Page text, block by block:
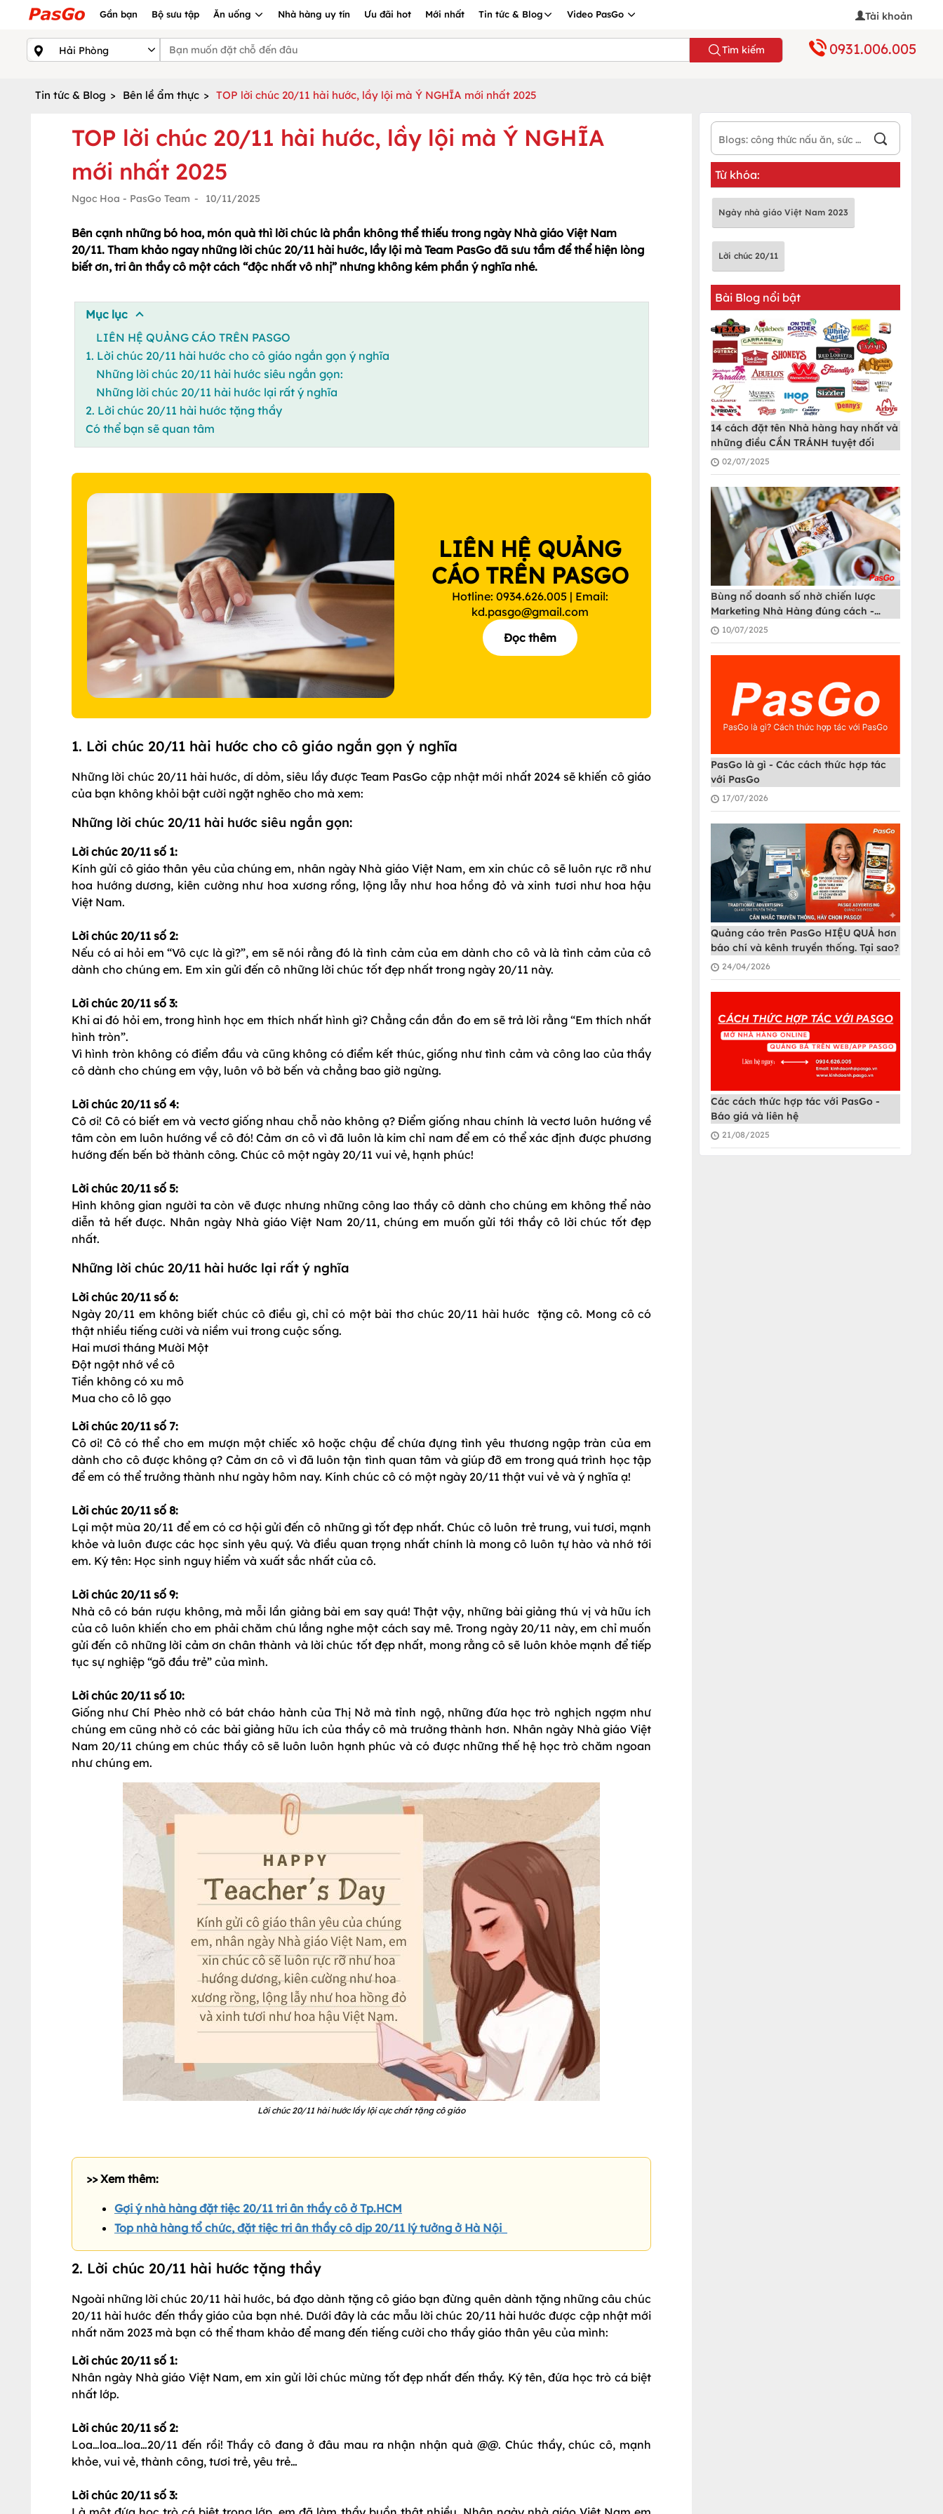
Gần bạn Bộ sưu tập Ăn uống Nhà hàng uy tín Ưu đãi hot Mới nhất Tin tức & Blog Video PasGo Tài khoản
Tìm kiếm 0931.006.005
Tin tức & Blog > Bên lề ẩm thực > TOP lời chúc 20/11 hài hước, lầy lội mà Ý NGHĨA mới nhất 2025
TOP lời chúc 20/11 hài hước, lầy lội mà Ý NGHĨA
mới nhất 2025
Ngoc Hoa - PasGo Team - 10/11/2025
Bên cạnh những bó hoa, món quà thì lời chúc là phần không thể thiếu trong ngày Nhà giáo Việt Nam
20/11. Tham khảo ngay những lời chúc 20/11 hài hước, lầy lội mà Team PasGo đã sưu tầm để thể hiện lòng
biết ơn, tri ân thầy cô một cách “độc nhất vô nhị” nhưng không kém phần ý nghĩa nhé.
Mục lục
LIÊN HỆ QUẢNG CÁO TRÊN PASGO
1. Lời chúc 20/11 hài hước cho cô giáo ngắn gọn ý nghĩa
Những lời chúc 20/11 hài hước siêu ngắn gọn:
Những lời chúc 20/11 hài hước lại rất ý nghĩa
2. Lời chúc 20/11 hài hước tặng thầy
Có thể bạn sẽ quan tâm
LIÊN HỆ QUẢNG
CÁO TRÊN PASGO
Hotline: 0934.626.005 | Email:
kd.pasgo@gmail.com
Đọc thêm
1. Lời chúc 20/11 hài hước cho cô giáo ngắn gọn ý nghĩa
Những lời chúc 20/11 hài hước, dí dỏm, siêu lầy được Team PasGo cập nhật mới nhất 2024 sẽ khiến cô giáo
của bạn không khỏi bật cười ngặt nghẽo cho mà xem:
Những lời chúc 20/11 hài hước siêu ngắn gọn:
Lời chúc 20/11 số 1:
Kính gửi cô giáo thân yêu của chúng em, nhân ngày Nhà giáo Việt Nam, em xin chúc cô sẽ luôn rực rỡ như
hoa hướng dương, kiên cường như hoa xương rồng, lộng lẫy như hoa hồng đỏ và xinh tươi như hoa hậu
Việt Nam.
Lời chúc 20/11 số 2:
Nếu có ai hỏi em “Vô cực là gì?”, em sẽ nói rằng đó là tình cảm của em dành cho cô và là tình cảm của cô
dành cho chúng em. Em xin gửi đến cô những lời chúc tốt đẹp nhất trong ngày 20/11 này.
Lời chúc 20/11 số 3:
Khi ai đó hỏi em, trong hình học em thích nhất hình gì? Chẳng cần đắn đo em sẽ trả lời rằng “Em thích nhất
hình tròn”.
Vì hình tròn không có điểm đầu và cũng không có điểm kết thúc, giống như tình cảm và công lao của thầy
cô dành cho chúng em vậy, luôn vô bờ bến và chẳng bao giờ ngừng.
Lời chúc 20/11 số 4:
Cô ơi! Cô có biết em và vectơ giống nhau chỗ nào không ạ? Điểm giống nhau chính là vectơ luôn hướng về
tâm còn em luôn hướng về cô đó! Cảm ơn cô vì đã luôn là kim chỉ nam để em có thể xác định được phương
hướng đến bến bờ thành công. Chúc cô một ngày 20/11 vui vẻ, hạnh phúc!
Lời chúc 20/11 số 5:
Hình không gian người ta còn vẽ được nhưng những công lao thầy cô dành cho chúng em không thể nào
diễn tả hết được. Nhân ngày Nhà giáo Việt Nam 20/11, chúng em muốn gửi tới thầy cô lời chúc tốt đẹp
nhất.
Những lời chúc 20/11 hài hước lại rất ý nghĩa
Lời chúc 20/11 số 6:
Ngày 20/11 em không biết chúc cô điều gì, chỉ có một bài thơ chúc 20/11 hài hước tặng cô. Mong cô có
thật nhiều tiếng cười và niềm vui trong cuộc sống.
Hai mươi tháng Mười Một
Đột ngột nhớ về cô
Tiền không có xu mô
Mua cho cô lô gạo
Lời chúc 20/11 số 7:
Cô ơi! Cô có thể cho em mượn một chiếc xô hoặc chậu để chứa đựng tình yêu thương ngập tràn của em
dành cho cô được không ạ? Cảm ơn cô vì đã luôn tận tình quan tâm và giúp đỡ em trong quá trình học tập
để em có thể trưởng thành như ngày hôm nay. Kính chúc cô có một ngày 20/11 thật vui vẻ và ý nghĩa ạ!
Lời chúc 20/11 số 8:
Lại một mùa 20/11 để em có cơ hội gửi đến cô những gì tốt đẹp nhất. Chúc cô luôn trẻ trung, vui tươi, mạnh
khỏe và luôn được các học sinh yêu quý. Và điều quan trọng nhất chính là mong cô luôn tự hào và nhớ tới
em. Ký tên: Học sinh nguy hiểm và xuất sắc nhất của cô.
Lời chúc 20/11 số 9:
Nhà cô có bán rượu không, mà mỗi lần giảng bài em say quá! Thật vậy, những bài giảng thú vị và hữu ích
của cô luôn khiến cho em phải chăm chú lắng nghe một cách say mê. Trong ngày 20/11 này, em chỉ muốn
gửi đến cô những lời cảm ơn chân thành và lời chúc tốt đẹp nhất, mong rằng cô sẽ luôn khỏe mạnh để tiếp
tục sự nghiệp “gõ đầu trẻ” của mình.
Lời chúc 20/11 số 10:
Giống như Chí Phèo nhờ có bát cháo hành của Thị Nở mà tỉnh ngộ, những đứa học trò nghịch ngợm như
chúng em cũng nhờ có các bài giảng hữu ích của thầy cô mà trưởng thành hơn. Nhân ngày Nhà giáo Việt
Nam 20/11 chúng em chúc thầy cô sẽ luôn luôn hạnh phúc và có được những thế hệ học trò chăm ngoan
như chúng em.
Lời chúc 20/11 hài hước lầy lội cực chất tặng cô giáo
>> Xem thêm:
Gợi ý nhà hàng đặt tiệc 20/11 tri ân thầy cô ở Tp.HCM
Top nhà hàng tổ chức, đặt tiệc tri ân thầy cô dịp 20/11 lý tưởng ở Hà Nội
2. Lời chúc 20/11 hài hước tặng thầy
Ngoài những lời chúc 20/11 hài hước, bá đạo dành tặng cô giáo bạn đừng quên dành tặng những câu chúc
20/11 hài hước đến thầy giáo của bạn nhé. Dưới đây là các mẫu lời chúc 20/11 hài hước được cập nhật mới
nhất năm 2023 mà bạn có thể tham khảo để mang đến tiếng cười cho thầy giáo thân yêu của mình:
Lời chúc 20/11 số 1:
Nhân ngày Nhà giáo Việt Nam, em xin gửi lời chúc mừng tốt đẹp nhất đến thầy. Ký tên, đứa học trò cá biệt
nhất lớp.
Lời chúc 20/11 số 2:
Loa…loa…loa…20/11 đến rồi! Thầy cô đang ở đâu mau ra nhận nhận quà @@. Chúc thầy, chúc cô, mạnh
khỏe, vui vẻ, thành công, tươi trẻ, yêu trẻ…
Lời chúc 20/11 số 3:
Từ khóa:
Ngày nhà giáo Việt Nam 2023
Lời chúc 20/11
Bài Blog nổi bật
14 cách đặt tên Nhà hàng hay nhất và
những điều CẦN TRÁNH tuyệt đối
02/07/2025
Bùng nổ doanh số nhờ chiến lược
Marketing Nhà Hàng đúng cách -
PasGo
10/07/2025
PasGo là gì - Các cách thức hợp tác
với PasGo
17/07/2026
Quảng cáo trên PasGo HIỆU QUẢ hơn
báo chí và kênh truyền thống. Tại sao?
24/04/2026
Các cách thức hợp tác với PasGo -
Báo giá và liên hệ
21/08/2025